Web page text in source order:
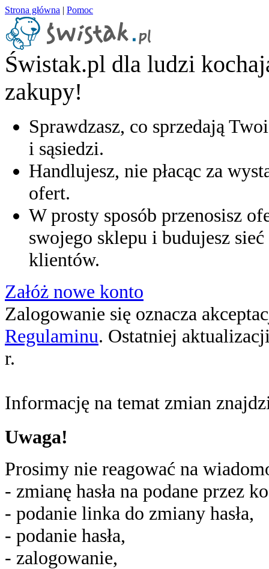
Strona główna | Pomoc
Świstak.pl dla ludzi
zakupy!
Sprawdzasz, co sprzedają
i sąsiedzi.
Handlujesz, nie płacąc za
ofert.
W prosty sposób przenosisz
swojego sklepu i budujesz sieć
klientów.
Załóż nowe konto
Zalogowanie się oznacza
Regulaminu. Ostatniej
r.
Informację na temat zmian
Uwaga!
Prosimy nie reagować na
- zmianę hasła na podane przez
- podanie linka do zmiany hasła,
- podanie hasła,
- zalogowanie,